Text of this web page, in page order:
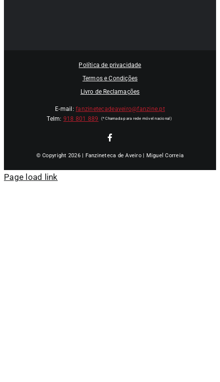
Política de privacidade
Termos e Condições
Livro de Reclamações
E-mail:fanzinetecadeaveiro@fanzine.pt
Telm: 918 801 889
© Copyright 2026 | Fanzineteca de Aveiro | Miguel Correia
Page load link